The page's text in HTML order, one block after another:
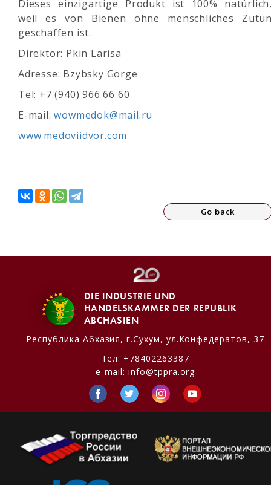
Dieses einzigartige Produkt ist 100%
weil es von Bienen ohne menschliches
geschaffen ist.
Direktor: Pkin Larisa
Adresse: Bzybsky Gorge
Tel: +7 (940) 966 66 60
E-mail: wowmedok@mail.ru
www.medoviidvor.com
Go back
DIE INDUSTRIE UND
HANDELSKAMMER DER REPUBLIK
ABCHASIEN
Республика Абхазия, г.Сухум, ул.Конфедератов, 37
Тел: +78402263387
e-mail:info@tppra.org